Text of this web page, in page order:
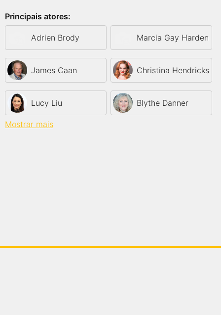
Principais atores:
Adrien Brody Marcia Gay Harden
James Caan Christina Hendricks
Lucy Liu Blythe Danner
Mostrar mais